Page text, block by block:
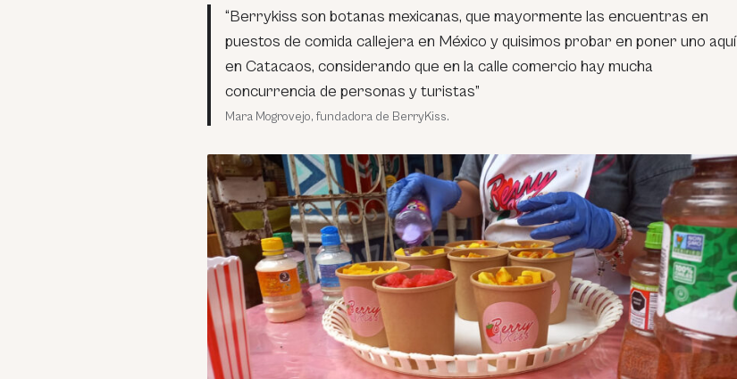
“Berrykiss son botanas mexicanas, que mayormente las encuentras en
puestos de comida callejera en México y quisimos probar en poner uno aquí
en Catacaos, considerando que en la calle comercio hay mucha
concurrencia de personas y turistas”
Mara Mogrovejo, fundadora de BerryKiss.